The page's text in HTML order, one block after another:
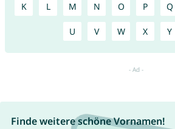
K L M N O P Q
U V W X Y
Finde weitere schöne Vornamen!